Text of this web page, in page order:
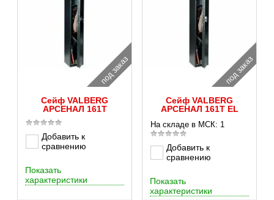
под заказ
Сейф VALBERG
АРСЕНАЛ 161T
Добавить к
сравнению
Показать
характеристики
под заказ
Сейф VALBERG
АРСЕНАЛ 161Т EL
На складе в МСК: 1
Добавить к
сравнению
Показать
характеристики